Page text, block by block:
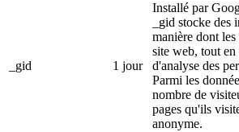
_gid 1 jour
Installé par
_gid stocke
manière dont
site web, tout
d'analyse des
Parmi les
nombre de
pages qu'ils
anonyme.